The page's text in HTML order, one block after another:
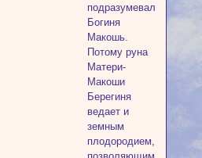
подразумевалась
Богиня
Макошь.
Потому руна
Матери-
Макоши
Берегиня
ведает и
земным
плодородием,